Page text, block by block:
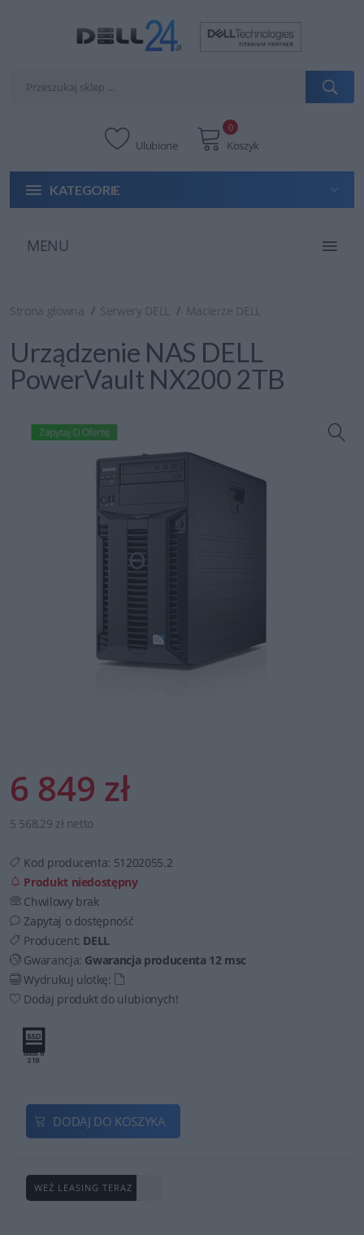
Ulubione Koszyk
0
KATEGORIE
MENU
Strona główna Serwery DELL Macierze DELL
Urządzenie NAS DELL
PowerVault NX200 2TB
Zapytaj O Ofertę
6 849 zł
5 568,29 zł netto
Kod producenta: 51202055.2
Produkt niedostępny
Chwilowy brak
Zapytaj o dostępność
Producent: DELL
Gwarancja: Gwarancja producenta 12 msc
Wydrukuj ulotkę:
Dodaj produkt do ulubionych!
DODAJ DO KOSZYKA
WEŹ LEASING TERAZ